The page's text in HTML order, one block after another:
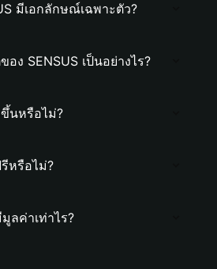
มีเอกลักษณ์เฉพาะตัว?
ง SENSUS เป็นอย่างไร?
ขึ้นหรือไม่?
หรือไม่?
ลค่าเท่าไร?